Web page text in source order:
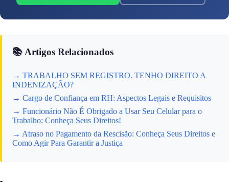
📚 Artigos Relacionados
→ TRABALHO SEM REGISTRO. TENHO DIREITO A
INDENIZAÇÃO?
→ Cargo de Confiança em RH: Aspectos Legais e Requisitos
→ Funcionário Não É Obrigado a Usar Seu Celular para o
Trabalho: Conheça Seus Direitos!
→ Atraso no Pagamento da Rescisão: Conheça Seus Direitos e
Como Agir Para Garantir a Justiça